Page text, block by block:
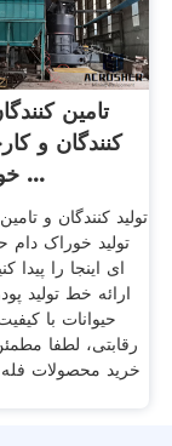
تامین
کنندگان و
خوراک دام ...
تولید کنندگان و
تولید خوراک دام
ای اینجا را پیدا
ارائه خط تولید
حیوانات با
رقابتی، لطفا
خرید محصولات